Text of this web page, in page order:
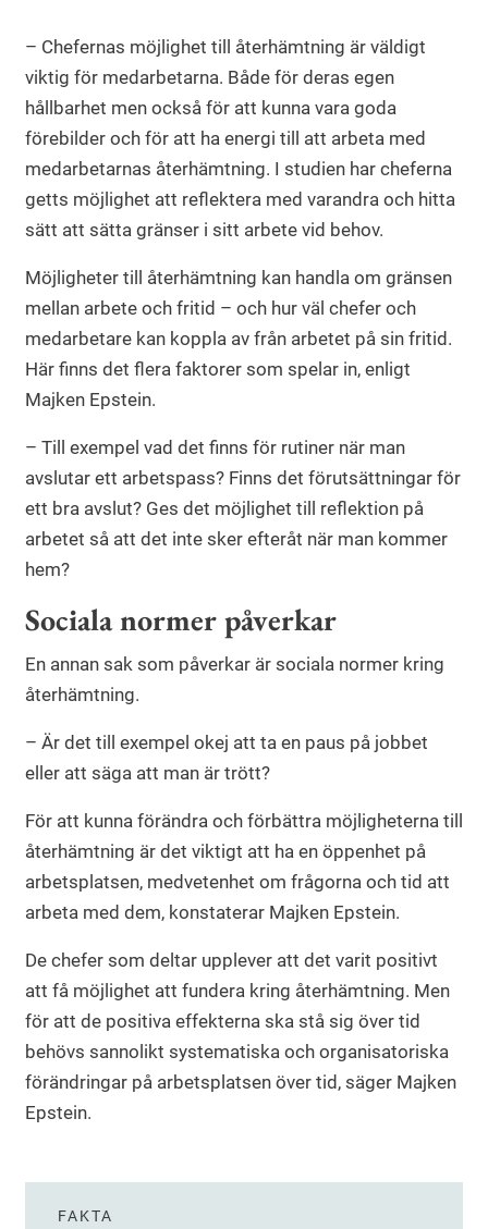
– Chefernas möjlighet till återhämtning är väldigt
viktig för medarbetarna. Både för deras egen
hållbarhet men också för att kunna vara goda
förebilder och för att ha energi till att arbeta med
medarbetarnas återhämtning. I studien har cheferna
getts möjlighet att reflektera med varandra och hitta
sätt att sätta gränser i sitt arbete vid behov.
Möjligheter till återhämtning kan handla om gränsen
mellan arbete och fritid – och hur väl chefer och
medarbetare kan koppla av från arbetet på sin fritid.
Här finns det flera faktorer som spelar in, enligt
Majken Epstein.
– Till exempel vad det finns för rutiner när man
avslutar ett arbetspass? Finns det förutsättningar för
ett bra avslut? Ges det möjlighet till reflektion på
arbetet så att det inte sker efteråt när man kommer
hem?
Sociala normer påverkar
En annan sak som påverkar är sociala normer kring
återhämtning.
– Är det till exempel okej att ta en paus på jobbet
eller att säga att man är trött?
För att kunna förändra och förbättra möjligheterna till
återhämtning är det viktigt att ha en öppenhet på
arbetsplatsen, medvetenhet om frågorna och tid att
arbeta med dem, konstaterar Majken Epstein.
De chefer som deltar upplever att det varit positivt
att få möjlighet att fundera kring återhämtning. Men
för att de positiva effekterna ska stå sig över tid
behövs sannolikt systematiska och organisatoriska
förändringar på arbetsplatsen över tid, säger Majken
Epstein.
FAKTA